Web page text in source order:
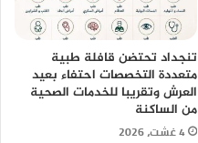
تنجداد تحتضن قافلة طبية
متعددة التخصصات احتفاء بعيد
العرش وتقريبا للخدمات الصحية
من الساكنة
4 غشت، 2026